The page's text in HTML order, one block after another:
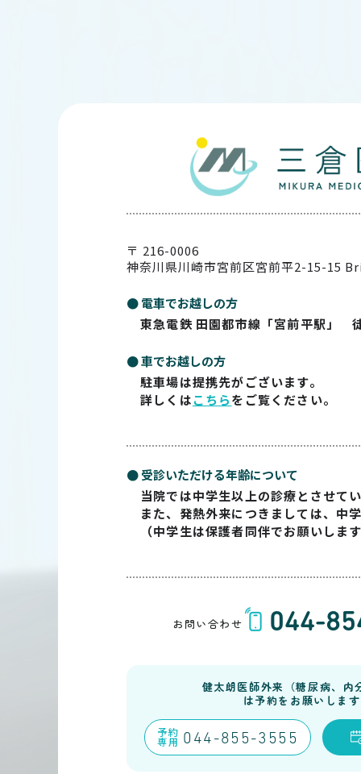
〒 216-0006
神奈川県川崎市宮前区宮前平2-15-15
● 電車でお越しの方
東急電鉄 田園都市線「宮前平駅」
● 車でお越しの方
駐車場は提携先がございます。
詳しくはこちらをご覧ください。
● 受診いただける年齢について
当院では中学生以上の診療とさせて
また、発熱外来につきましては、中
（中学生は保護者同伴でお願いしま
お問い合わせ 044-
健太朗医師外来（糖尿病、内
は予約をお願いしま
予約
専用 044-855-3555